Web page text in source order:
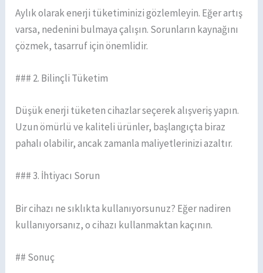
Aylık olarak enerji tüketiminizi gözlemleyin. Eğer artış
varsa, nedenini bulmaya çalışın. Sorunların kaynağını
çözmek, tasarruf için önemlidir.
### 2. Bilinçli Tüketim
Düşük enerji tüketen cihazlar seçerek alışveriş yapın.
Uzun ömürlü ve kaliteli ürünler, başlangıçta biraz
pahalı olabilir, ancak zamanla maliyetlerinizi azaltır.
### 3. İhtiyacı Sorun
Bir cihazı ne sıklıkta kullanıyorsunuz? Eğer nadiren
kullanıyorsanız, o cihazı kullanmaktan kaçının.
## Sonuç